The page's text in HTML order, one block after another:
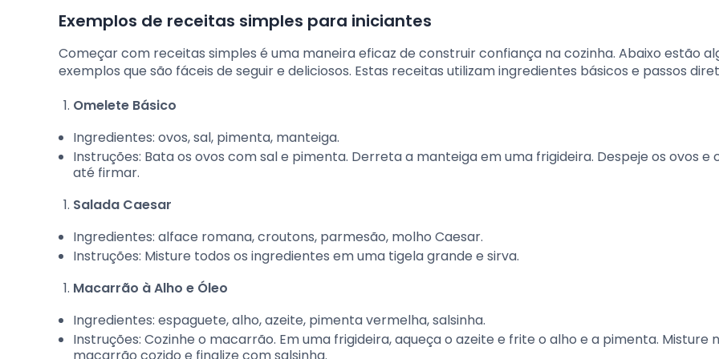
Exemplos de receitas simples para iniciantes
Começar com receitas simples é uma maneira eficaz de construir confiança na cozinha. Abaixo estão
exemplos que são fáceis de seguir e deliciosos. Estas receitas utilizam ingredientes básicos e passos
Omelete Básico
Ingredientes: ovos, sal, pimenta, manteiga.
Instruções: Bata os ovos com sal e pimenta. Derreta a manteiga em uma frigideira. Despeje os ovos e
até firmar.
Salada Caesar
Ingredientes: alface romana, croutons, parmesão, molho Caesar.
Instruções: Misture todos os ingredientes em uma tigela grande e sirva.
Macarrão à Alho e Óleo
Ingredientes: espaguete, alho, azeite, pimenta vermelha, salsinha.
Instruções: Cozinhe o macarrão. Em uma frigideira, aqueça o azeite e frite o alho e a pimenta. Misture